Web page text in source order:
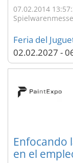
Asia y Europa.
nuevo pabellón
novedades del
07.02.2014
Feria del
02.02.2027 -
Enfocando
en el